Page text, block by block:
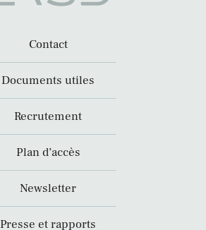
Contact
Documents utiles
Recrutement
Plan d’accès
Newsletter
Presse et rapports